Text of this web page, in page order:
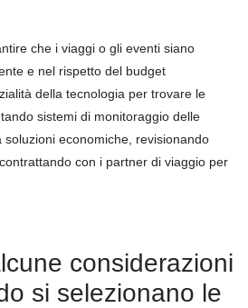
che i viaggi o gli eventi siano
e nel rispetto del budget
della tecnologia per trovare le
sistemi di monitoraggio delle
economiche, revisionando
con i partner di viaggio per
considerazioni
si selezionano le